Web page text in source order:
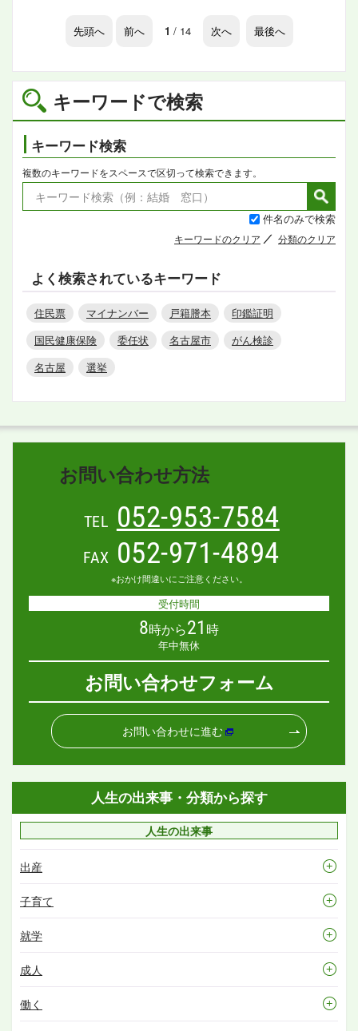
キーワードで検索
キーワード検索
複数のキーワードをスペースで区切って検索できます。
件名のみで検索
キーワードのクリア 分類のクリア
よく検索されているキーワード
住民票 マイナンバー 戸籍謄本
印鑑証明
国民健康保険
委任状 名古屋市
がん検診
名古屋
選挙
先頭へ 前へ 1 / 14 次へ 最後へ
お問い合わせ方法
TEL 052-953-7584
FAX 052-971-4894
※おかけ間違いにご注意ください。
受付時間
8時から21 時
年中無休
お問い合わせフォーム
お問い合わせに進む
人生の出来事・分類から探す
人生の出来事
出産
子育て
就学
成人
働く